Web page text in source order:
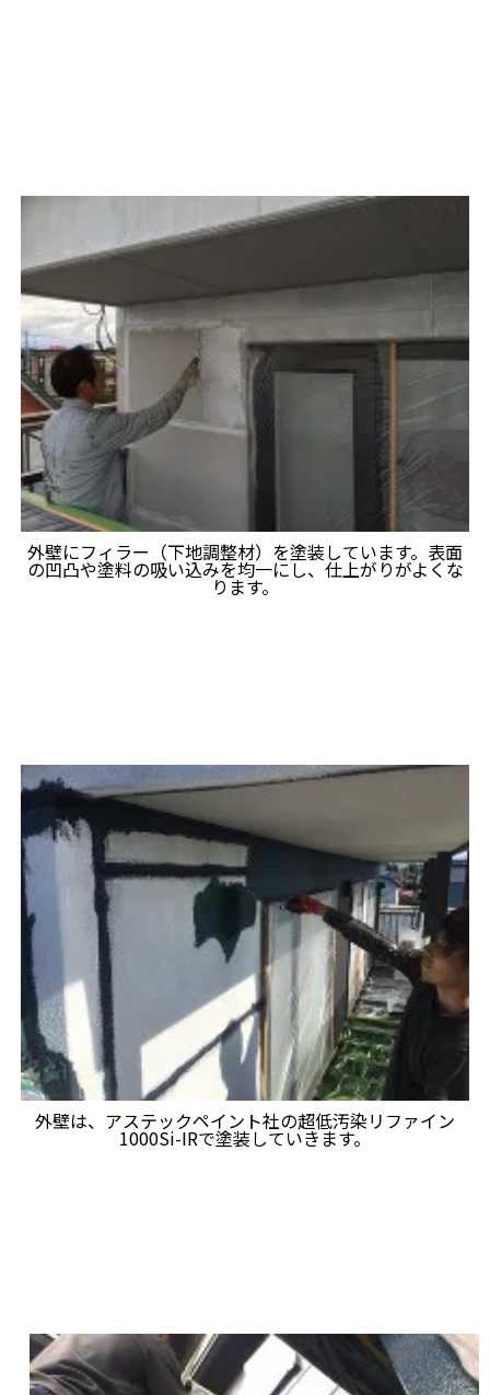
外壁にフィラー（下地調整材）を塗装しています。表面
の凹凸や塗料の吸い込みを均一にし、仕上がりがよくな
ります。
外壁は、アステックペイント社の超低汚染リファイン
1000Si-IRで塗装していきます。